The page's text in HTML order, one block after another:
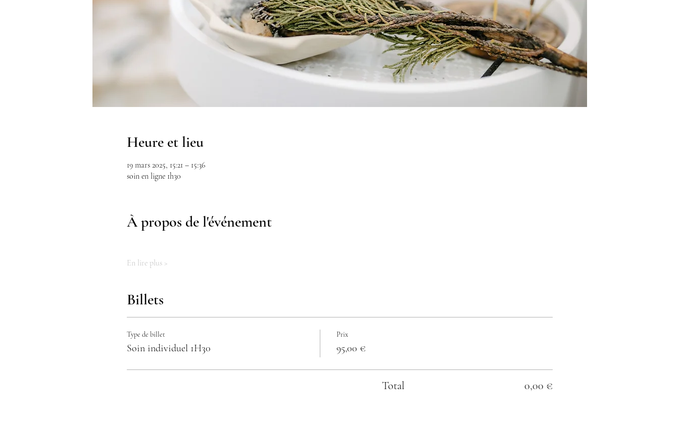
Heure et lieu
19 mars 2025, 15:21 – 15:36
soin en ligne 1h30
À propos de l'événement
En lire plus >
Billets
Type de billet
Soin individuel 1H30
Prix
95,00 €
Total 0,00 €